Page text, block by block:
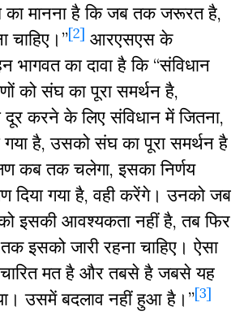
का मानना है कि जब तक जरूरत है,
चाहिए।”[2] आरएसएस के
का दावा है कि “संविधान
को संघ का पूरा समर्थन है,
दूर करने के लिए संविधान में जितना,
गया है, उसको संघ का पूरा समर्थन है
कब तक चलेगा, इसका निर्णय
दिया गया है, वही करेंगे। उनको जब
इसकी आवश्यकता नहीं है, तब फिर
इसको जारी रहना चाहिए। ऐसा
मत है और तबसे है जबसे यह
उसमें बदलाव नहीं हुआ है।”[3]